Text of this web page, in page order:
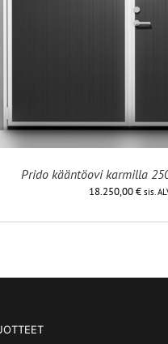
Prido kääntöovi karmilla
18.250,00€ sis.